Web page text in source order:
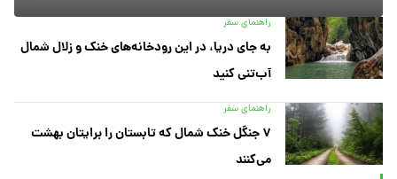
راهنمای سفر
به جای دریا، در این رودخانه‌های خنک و زلال شمال
آب‌تنی کنید
راهنمای سفر
۷ جنگل خنک شمال که تابستان را برایتان بهشت
می‌کنند